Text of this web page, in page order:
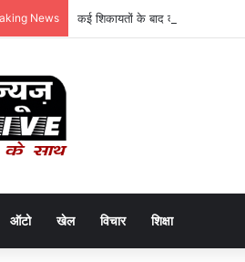
News कई शिकायतों के बाद कोटा जनपद के
ऑटो खेल विचार शिक्षा